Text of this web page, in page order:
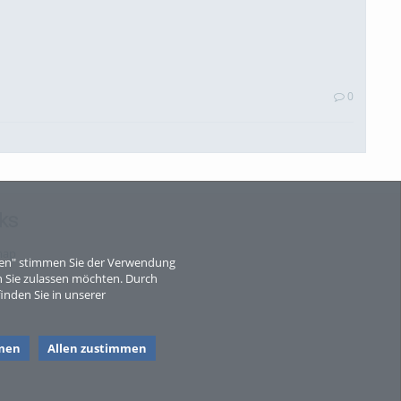
stimmen Sie der Verwendung
zulassen möchten. Durch
Sie in unserer
Allen zustimmen
0